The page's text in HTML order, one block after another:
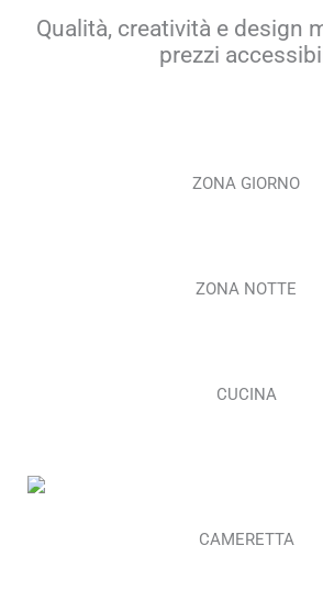
Qualità, creatività e design
prezzi
ZONA GIORNO
ZONA NOTTE
CUCINA
CAMERETTA